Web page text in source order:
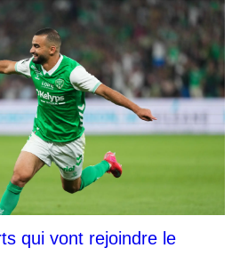
qui vont rejoindre le